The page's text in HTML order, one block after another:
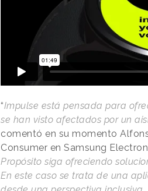
“Impulse está pensada para
se han visto afectados por un
comentó en su momento
Consumer en Samsung
Propósito siga ofreciendo
En este caso se trata de una